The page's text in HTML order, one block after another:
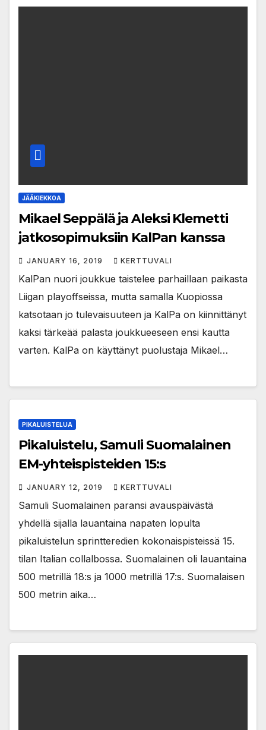
JÄÄKIEKKOA
Mikael Seppälä ja Aleksi Klemetti
jatkosopimuksiin KalPan kanssa
JANUARY 16, 2019 KERTTUVALI
KalPan nuori joukkue taistelee parhaillaan paikasta
Liigan playoffseissa, mutta samalla Kuopiossa
katsotaan jo tulevaisuuteen ja KalPa on kiinnittänyt
kaksi tärkeää palasta joukkueeseen ensi kautta
varten. KalPa on käyttänyt puolustaja Mikael…
PIKALUISTELUA
Pikaluistelu, Samuli Suomalainen
EM-yhteispisteiden 15:s
JANUARY 12, 2019 KERTTUVALI
Samuli Suomalainen paransi avauspäivästä
yhdellä sijalla lauantaina napaten lopulta
pikaluistelun sprintteredien kokonaispisteissä 15.
tilan Italian collalbossa. Suomalainen oli lauantaina
500 metrillä 18:s ja 1000 metrillä 17:s. Suomalaisen
500 metrin aika…